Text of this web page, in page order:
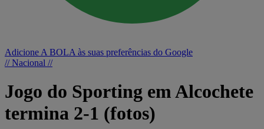
Adicione A BOLA às suas preferências do Google
// Nacional //
Jogo do Sporting em Alcochete
termina 2-1 (fotos)